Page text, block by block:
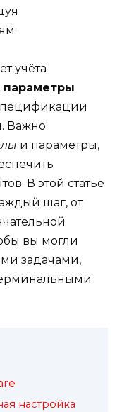
учёта
параметры
Важно
и параметры,
В этой статье
шаг, от
вы могли
задачами,
настройка